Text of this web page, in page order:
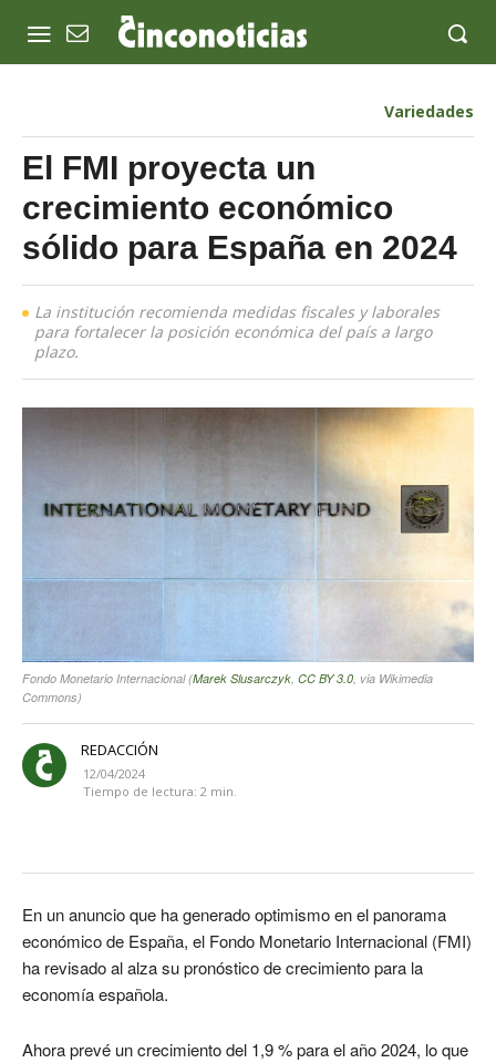
Variedades
El FMI proyecta un
crecimiento económico
sólido para España en 2024
La institución recomienda medidas fiscales y laborales
para fortalecer la posición económica del país a largo
plazo.
Fondo Monetario Internacional (Marek Slusarczyk, CC BY 3.0, via Wikimedia
Commons)
REDACCIÓN
12/04/2024
Tiempo de lectura: 2 min.
En un anuncio que ha generado optimismo en el panorama
económico de España, el Fondo Monetario Internacional (FMI)
ha revisado al alza su pronóstico de crecimiento para la
economía española.
Ahora prevé un crecimiento del 1,9 % para el año 2024, lo que